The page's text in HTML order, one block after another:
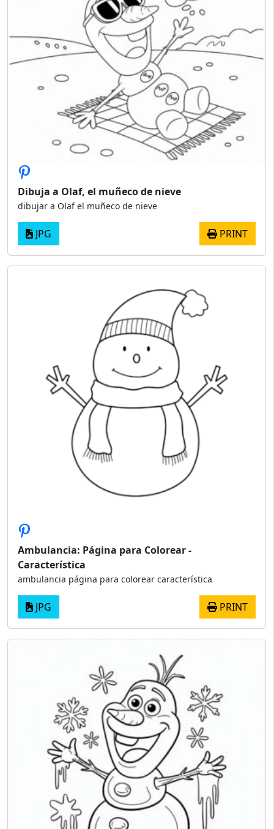
Dibuja a Olaf, el muñeco de nieve
dibujar a Olaf el muñeco de nieve
JPG PRINT
Ambulancia: Página para Colorear -
Característica
ambulancia página para colorear característica
JPG PRINT